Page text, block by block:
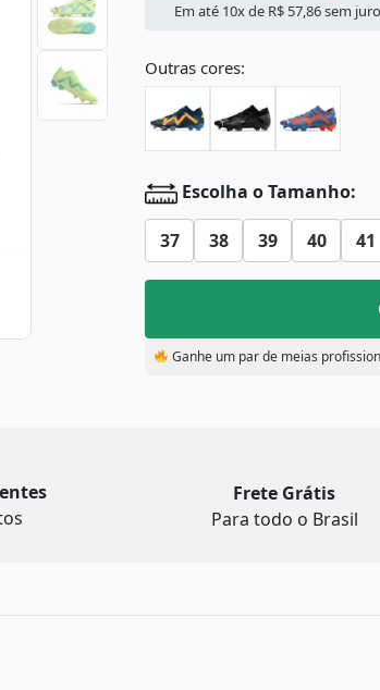
Em até 10x de R$ 57,86sem
Outras cores:
Escolha o Tamanho:
37 38 39 40 41
Ganhe um par de meias
Frete Grátis
Para todo o Brasil